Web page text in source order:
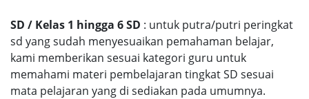
SD / Kelas 1 hingga 6 SD : untuk putra/putri peringkat
sd yang sudah menyesuaikan pemahaman belajar,
kami memberikan sesuai kategori guru untuk
memahami materi pembelajaran tingkat SD sesuai
mata pelajaran yang di sediakan pada umumnya.